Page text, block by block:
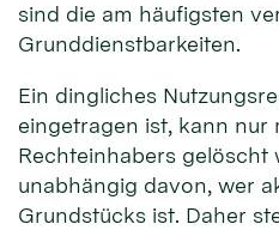
sind die am häufigsten
Grunddienstbarkeiten.
Ein dingliches
eingetragen ist, kann nur
Rechteinhabers gelöscht
unabhängig davon, wer
Grundstücks ist. Daher